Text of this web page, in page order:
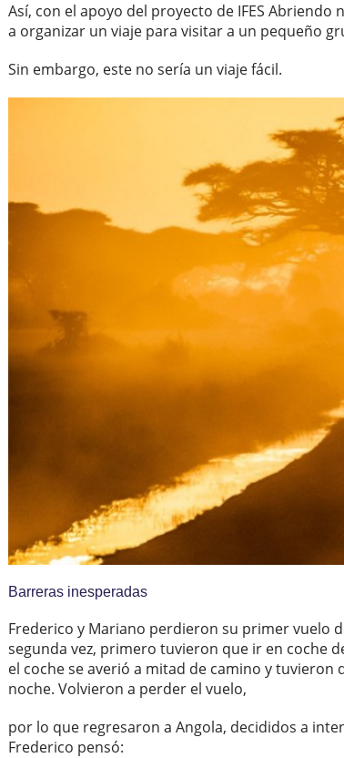
Así, con el apoyo del proyecto de IFES
a organizar un viaje para visitar a un pequeño
Sin embargo, este no sería un viaje fácil.
Barreras inesperadas
Frederico y Mariano perdieron su primer vuelo
segunda vez, primero tuvieron que ir en coche
el coche se averió a mitad de camino y tuvieron
noche. Volvieron a perder el vuelo,
por lo que regresaron a Angola, decididos a
Frederico pensó: